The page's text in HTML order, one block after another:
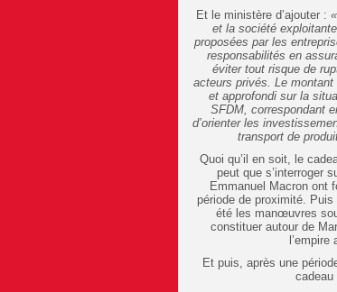
Et le ministère d’ajouter :
et la société
proposées par les
responsabilités en
éviter tout risque de
acteurs privés. Le montant
et approfondi sur la
SFDM, correspondant
d’orienter les
transport de
Quoi qu’il en soit, le
peut que s’interroger
Emmanuel Macron ont
période de proximité.
été les manœuvres
constituer autour de
Et puis, après une
cadeau